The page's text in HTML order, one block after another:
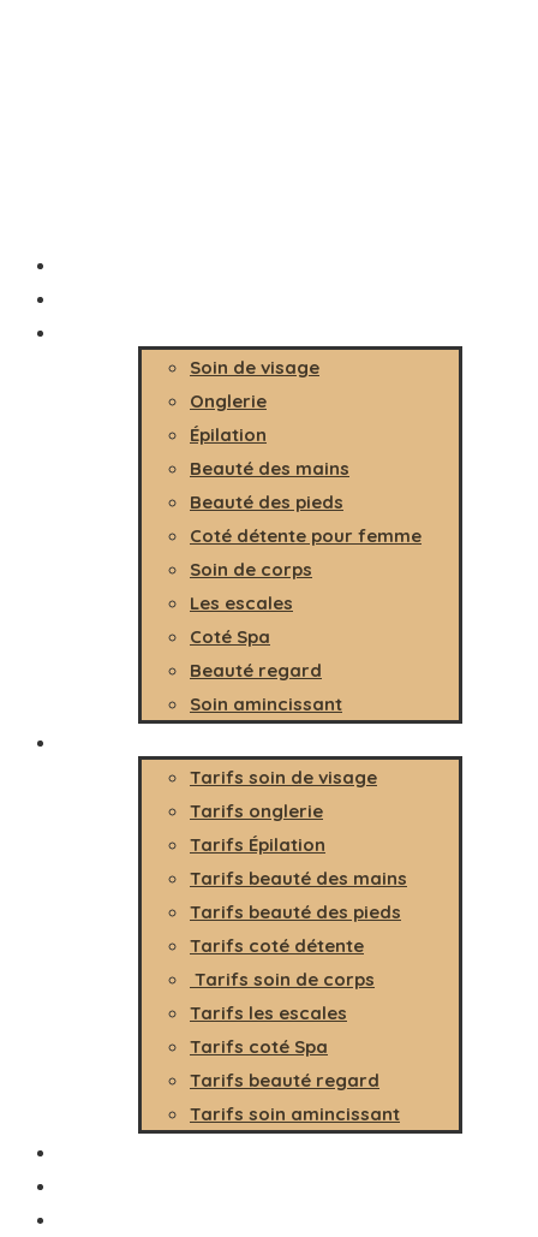
Soin de visage
Onglerie
Épilation
Beauté des mains
Beauté des pieds
Coté détente pour femme
Soin de corps
Les escales
Coté Spa
Beauté regard
Soin amincissant
Tarifs soin de visage
Tarifs onglerie
Tarifs Épilation
Tarifs beauté des mains
Tarifs beauté des pieds
Tarifs coté détente
Tarifs soin de corps
Tarifs les escales
Tarifs coté Spa
Tarifs beauté regard
Tarifs soin amincissant